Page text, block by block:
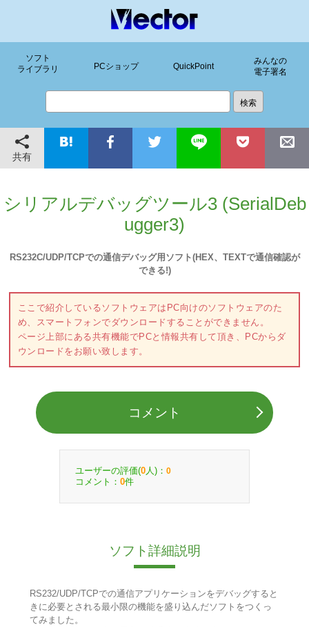
ソフト
ライブラリ
PCショップ QuickPoint
みんなの
電子署名
共有
シリアルデバッグツール3 (SerialDeb
ugger3)
RS232C/UDP/TCPでの通信デバッグ用ソフト(HEX、TEXTで通信確認が
できる!)
ここで紹介しているソフトウェアはPC向けのソフトウェアのた
め、スマートフォンでダウンロードすることができません。
ページ上部にある共有機能でPCと情報共有して頂き、PCからダ
ウンロードをお願い致します。
コメント
ユーザーの評価(0 人)： 0
コメント： 0件
ソフト詳細説明
RS232/UDP/TCPでの通信アプリケーションをデバッグすると
きに必要とされる最小限の機能を盛り込んだソフトをつくっ
てみました。